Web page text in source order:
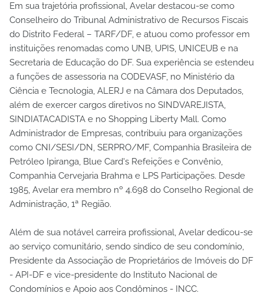
Em sua trajetória profissional, Avelar destacou-se como
Conselheiro do Tribunal Administrativo de Recursos Fiscais
do Distrito Federal – TARF/DF, e atuou como professor em
instituições renomadas como UNB, UPIS, UNICEUB e na
Secretaria de Educação do DF. Sua experiência se estendeu
a funções de assessoria na CODEVASF, no Ministério da
Ciência e Tecnologia, ALERJ e na Câmara dos Deputados,
além de exercer cargos diretivos no SINDVAREJISTA,
SINDIATACADISTA e no Shopping Liberty Mall. Como
Administrador de Empresas, contribuiu para organizações
como CNI/SESI/DN, SERPRO/MF, Companhia Brasileira de
Petróleo Ipiranga, Blue Card's Refeições e Convênio,
Companhia Cervejaria Brahma e LPS Participações. Desde
1985, Avelar era membro nº 4.698 do Conselho Regional de
Administração, 1ª Região.
Além de sua notável carreira profissional, Avelar dedicou-se
ao serviço comunitário, sendo síndico de seu condomínio,
Presidente da Associação de Proprietários de Imóveis do DF
- API-DF e vice-presidente do Instituto Nacional de
Condomínios e Apoio aos Condôminos - INCC.